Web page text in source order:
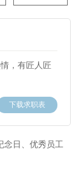
，有匠人匠
下载求职表
念日、优秀员工